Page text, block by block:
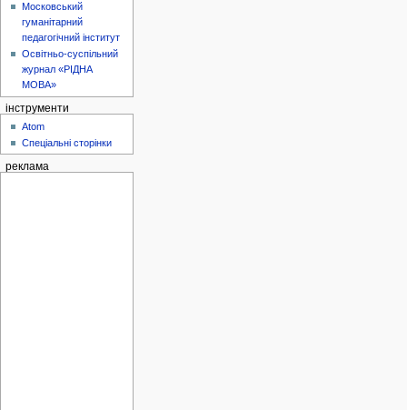
Московський
гуманітарний
педагогічний інститут
Освітньо-суспільний
журнал «РІДНА
МОВА»
інструменти
Atom
Спеціальні сторінки
реклама